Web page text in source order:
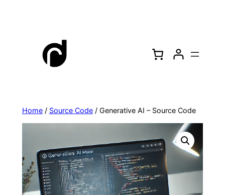
Home/ Source Code/ Generative AI – Source Code